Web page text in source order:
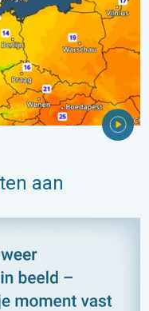
aan
Deel wat je ziet!. . .